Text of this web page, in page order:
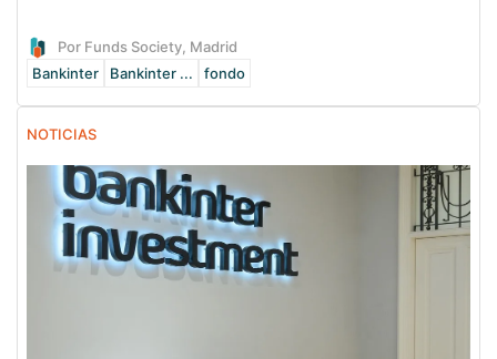
Por Funds Society, Madrid
Bankinter
Bankinter ... fondo
NOTICIAS